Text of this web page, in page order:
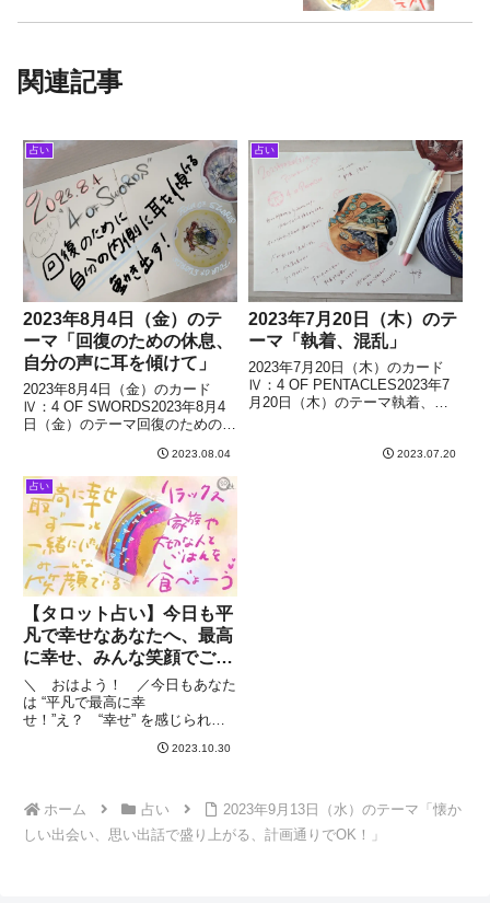
関連記事
占い
2023年8月4日（金）のテ
ーマ「回復のための休息、
自分の声に耳を傾けて」
2023年8月4日（金）のカード
Ⅳ：4 OF SWORDS2023年8月4
日（金）のテーマ回復のための休
終わって、回復する時戦場から帰
ってきたあなた回復をする時間に
使って身体も精神もボロボロ、ゆ
っくり癒してあげ
2023.08.04
占い
2023年7月20日（木）のテ
ーマ「執着、混乱」
2023年7月20日（木）のカード
Ⅳ：4 OF PENTACLES2023年7
月20日（木）のテーマ執着、混
いるあなたが見えます物や仕事、
2023.07.20
占い
【タロット占い】今日も平
凡で幸せなあなたへ、最高
に幸せ、みんな笑顔でご飯
食べよ（2023年10月30
日）
＼ おはよう！ ／今日もあなた
は “平凡で最高に幸
せ！”え？ “幸せ” を感じられな
ぎるからかもそれが “当たり前”
最高な幸せに “気がつく”
2023.10.30
ホーム 占い
2023年9月13日（水）のテーマ「懐か
しい出会い、思い出話で盛り上がる、計画通りでOK！」